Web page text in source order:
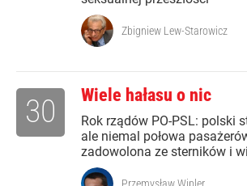
Zbigniew Lew-Starowicz
Wiele hałasu o nic
Rok rządów PO-PSL: polski
ale niemal połowa
zadowolona ze sterników i
30